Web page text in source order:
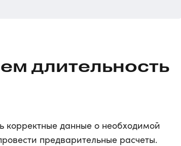
длительность
корректные данные о необходимой
предварительные расчеты.